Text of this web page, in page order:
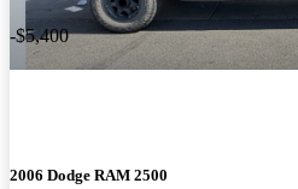
-$5,400
2006 Dodge RAM 2500